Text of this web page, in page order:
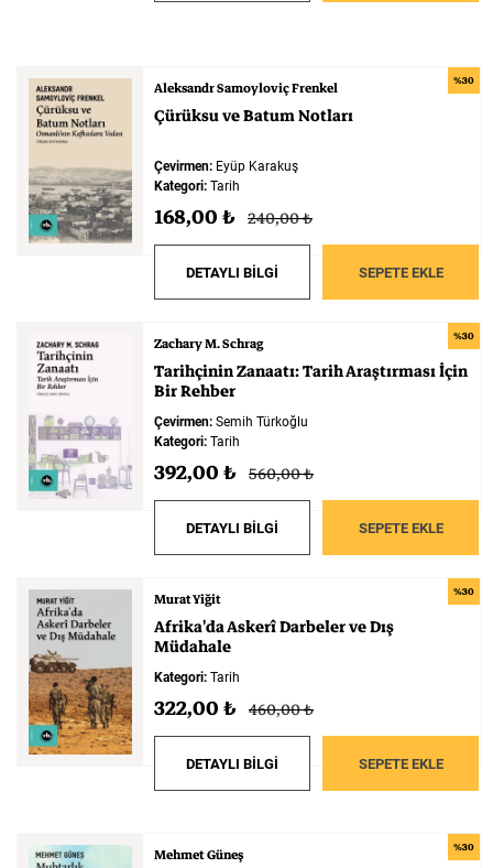
%30
Aleksandr Samoyloviç Frenkel
ÇürüksuveBatumNotları
Çevirmen: Eyüp Karakuş
Kategori: Tarih
168,00 ₺ 240,00 ₺
DETAYLI BİLGİ SEPETE EKLE
%30
Zachary M. Schrag
TarihçininZanaatı:TarihAraştırmasıİçin
BirRehber
Çevirmen: Semih Türkoğlu
Kategori: Tarih
392,00 ₺ 560,00 ₺
DETAYLI BİLGİ SEPETE EKLE
%30
Murat Yiğit
Afrika'daAskerîDarbelerveDış
Müdahale
Kategori: Tarih
322,00 ₺ 460,00 ₺
DETAYLI BİLGİ SEPETE EKLE
%30
Mehmet Güneş